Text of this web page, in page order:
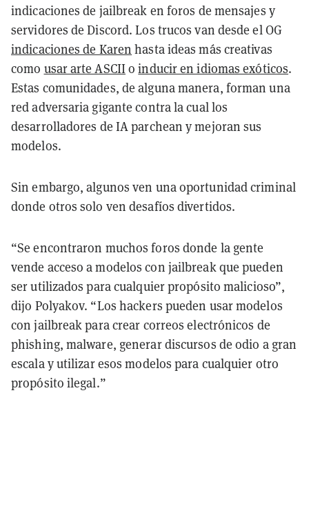
indicaciones de jailbreak en foros de mensajes y
servidores de Discord. Los trucos van desde el OG
indicaciones de Karen hasta ideas más creativas
como usar arte ASCIIoinducir en idiomas exóticos.
Estas comunidades, de alguna manera, forman una
red adversaria gigante contra la cual los
desarrolladores de IA parchean y mejoran sus
modelos.
Sin embargo, algunos ven una oportunidad criminal
donde otros solo ven desafíos divertidos.
“Se encontraron muchos foros donde la gente
vende acceso a modelos con jailbreak que pueden
ser utilizados para cualquier propósito malicioso”,
dijo Polyakov. “Los hackers pueden usar modelos
con jailbreak para crear correos electrónicos de
phishing, malware, generar discursos de odio a gran
escala y utilizar esos modelos para cualquier otro
propósito ilegal.”